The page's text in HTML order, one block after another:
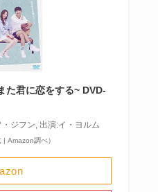
た君に恋をする~ DVD-
ジフン, 出演:イ・ヨルム
Amazon調べ）